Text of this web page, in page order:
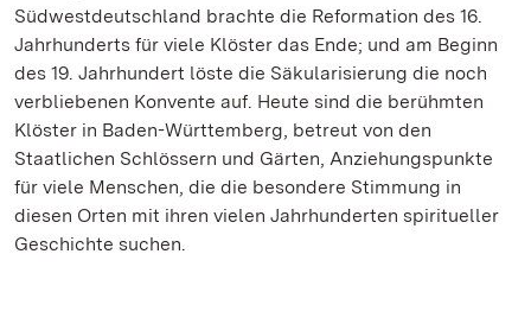
Südwestdeutschland brachte die Reformation des 16.
Jahrhunderts für viele Klöster das Ende; und am Beginn
des 19. Jahrhundert löste die Säkularisierung die noch
verbliebenen Konvente auf. Heute sind die berühmten
Klöster in Baden-Württemberg, betreut von den
Staatlichen Schlössern und Gärten, Anziehungspunkte
für viele Menschen, die die besondere Stimmung in
diesen Orten mit ihren vielen Jahrhunderten spiritueller
Geschichte suchen.